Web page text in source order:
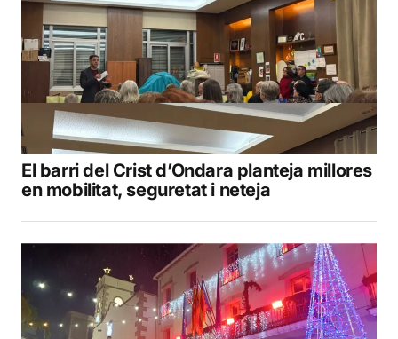
El barri del Crist d’Ondara planteja millores
en mobilitat, seguretat i neteja